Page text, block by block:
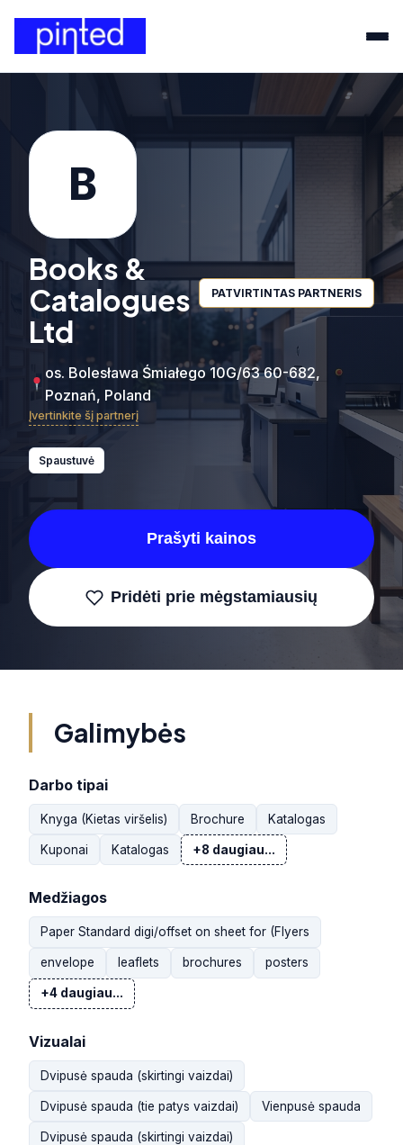
B
Books &
Catalogues
Ltd
PATVIRTINTAS PARTNERIS
os. Bolesława Śmiałego 10G/63 60-682,
Poznań, Poland
Įvertinkite šį partnerį
Spaustuvė
Prašyti kainos
Pridėti prie mėgstamiausių
Galimybės
Darbo tipai
Knyga (Kietas viršelis) Brochure Katalogas
Kuponai Katalogas +8 daugiau...
Medžiagos
Paper Standard digi/offset on sheet for (Flyers
envelope leaflets brochures posters
+4 daugiau...
Vizualai
Dvipusė spauda (skirtingi vaizdai)
Dvipusė spauda (tie patys vaizdai) Vienpusė spauda
Dvipusė spauda (skirtingi vaizdai)